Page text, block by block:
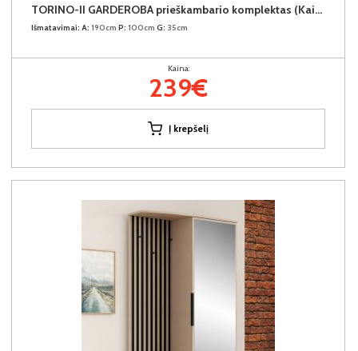
TORINO-II GARDEROBA prieškambario komplektas (Kairinis)
Išmatavimai: A: 190cm P: 100cm G: 35cm
Kaina:
239€
Į krepšelį